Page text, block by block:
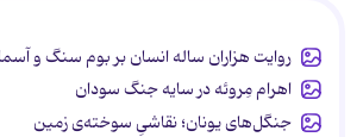
روایت هزاران ساله انسان بر بوم سنگ و
اهرام مِروئه در سایه جنگ سودان
جنگل‌های یونان؛ نقاشیِ سوخته‌ی زمین